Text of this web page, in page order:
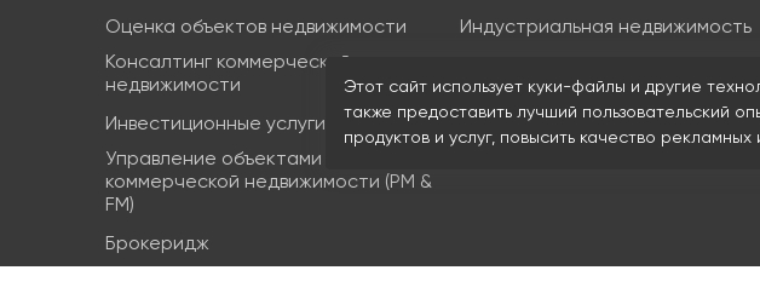
Оценка объектов недвижимости
Консалтинг коммерческой
недвижимости
Инвестиционные услуги
Управление объектами
коммерческой недвижимости (PM &
FM)
Брокеридж
Индустриальная недвижимость
Торговая недвижимость
Этот сайт использует куки-файлы и другие
также предоставить лучший пользовательский
продуктов и услуг, повысить качество